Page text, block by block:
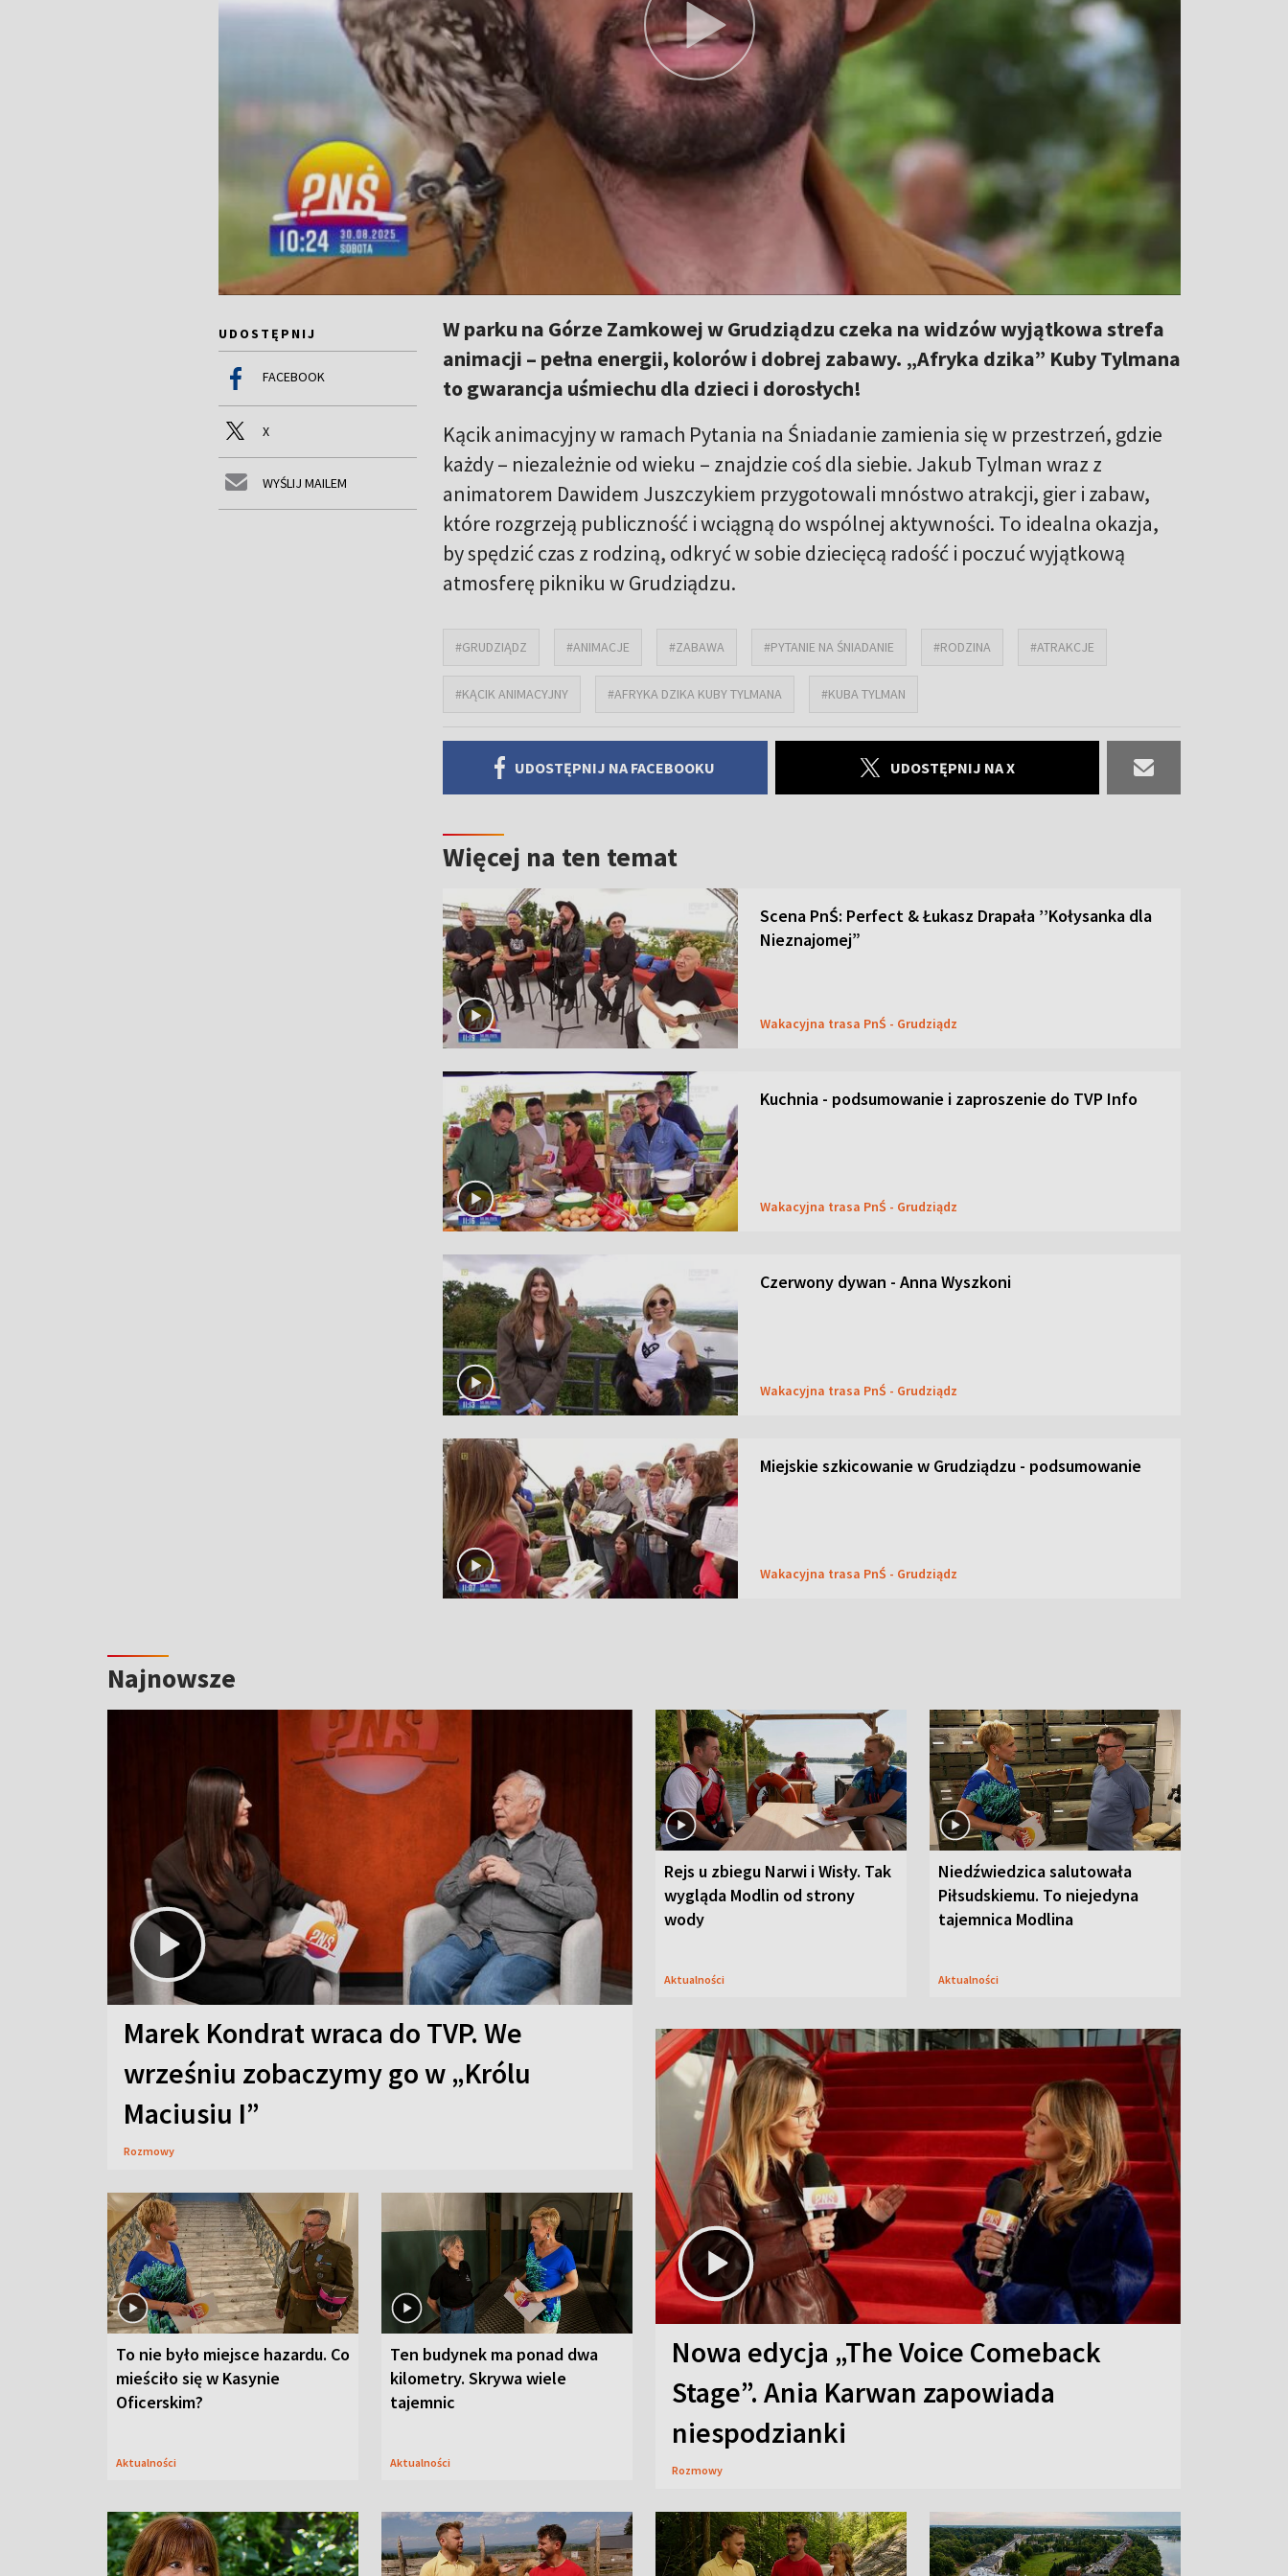
UDOSTĘPNIJ
FACEBOOK
X
WYŚLIJ MAILEM
W parku na Górze Zamkowej w Grudziądzu czeka na widzów wyjątkowa strefa
animacji – pełna energii, kolorów i dobrej zabawy. „Afryka dzika” Kuby Tylmana
to gwarancja uśmiechu dla dzieci i dorosłych!
Kącik animacyjny w ramach Pytania na Śniadanie zamienia się w przestrzeń, gdzie
każdy – niezależnie od wieku – znajdzie coś dla siebie. Jakub Tylman wraz z
animatorem Dawidem Juszczykiem przygotowali mnóstwo atrakcji, gier i zabaw,
które rozgrzeją publiczność i wciągną do wspólnej aktywności. To idealna okazja,
by spędzić czas z rodziną, odkryć w sobie dziecięcą radość i poczuć wyjątkową
atmosferę pikniku w Grudziądzu.
#GRUDZIĄDZ #ANIMACJE #ZABAWA #PYTANIE NA ŚNIADANIE #RODZINA #ATRAKCJE
#KĄCIK ANIMACYJNY #AFRYKA DZIKA KUBY TYLMANA #KUBA TYLMAN
UDOSTĘPNIJ NA FACEBOOKU UDOSTĘPNIJ NA X
Więcej na ten temat
Scena PnŚ: Perfect & Łukasz Drapała ’’Kołysanka dla
Nieznajomej”
Wakacyjna trasa PnŚ - Grudziądz
Kuchnia - podsumowanie i zaproszenie do TVP Info
Wakacyjna trasa PnŚ - Grudziądz
Czerwony dywan - Anna Wyszkoni
Wakacyjna trasa PnŚ - Grudziądz
Miejskie szkicowanie w Grudziądzu - podsumowanie
Wakacyjna trasa PnŚ - Grudziądz
Najnowsze
Marek Kondrat wraca do TVP. We
wrześniu zobaczymy go w „Królu
Maciusiu I”
Rozmowy
Rejs u zbiegu Narwi i Wisły. Tak
wygląda Modlin od strony
wody
Aktualności
Niedźwiedzica salutowała
Piłsudskiemu. To niejedyna
tajemnica Modlina
Aktualności
To nie było miejsce hazardu. Co
mieściło się w Kasynie
Oficerskim?
Aktualności
Ten budynek ma ponad dwa
kilometry. Skrywa wiele
tajemnic
Aktualności
Nowa edycja „The Voice Comeback
Stage”. Ania Karwan zapowiada
niespodzianki
Rozmowy